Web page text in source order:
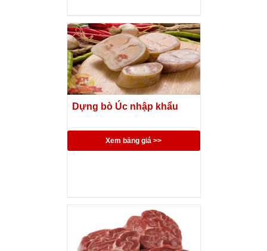
Dựng bò Úc nhập khẩu
Xem bảng giá >>